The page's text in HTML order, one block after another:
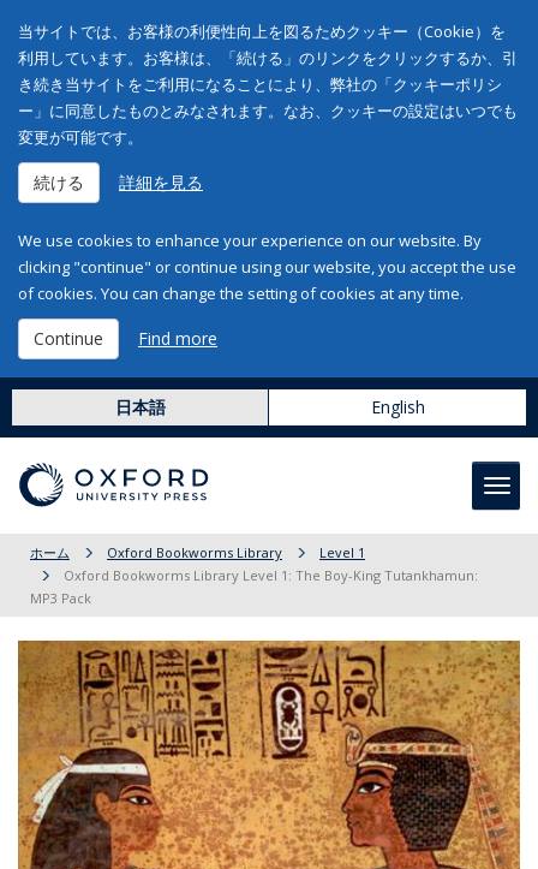
当サイトでは、お客様の利便性向上を図るためクッキー（Cookie）を
利用しています。お客様は、「続ける」のリンクをクリックするか、引
き続き当サイトをご利用になることにより、弊社の「クッキーポリシ
ー」に同意したものとみなされます。なお、クッキーの設定はいつでも
変更が可能です。
続ける 詳細を見る
We use cookies to enhance your experience on our website. By
clicking "continue" or continue using our website, you accept the use
of cookies. You can change the setting of cookies at any time.
Continue Find more
日本語 English
ホーム Oxford Bookworms Library
Level 1
Oxford Bookworms Library Level 1: The Boy-King Tutankhamun:
MP3 Pack